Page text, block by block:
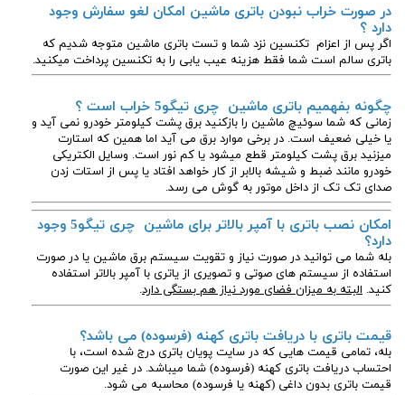
در صورت خراب نبودن باتری ماشین امکان لغو سفارش وجود
دارد ؟
اگر پس از اعزام تکنسین نزد شما و تست باتری ماشین متوجه شدیم که
باتری سالم است شما فقط هزینه عیب یابی را به تکنسین پرداخت میکنید.
چگونه بفهمیم باتری ماشین چری تیگو5 خراب است ؟
زمانی که شما سوئیچ ماشین را بازکنید برق پشت کیلومتر خودرو نمی آید و
یا خیلی ضعیف است. در برخی موارد برق می آید اما همین که استارت
میزنید برق پشت کیلومتر قطع میشود یا کم نور است. وسایل الکتریکی
خودرو مانند ضبط و شیشه بالابر از کار خواهد افتاد یا پس از استات زدن
صدای تک تک از داخل موتور به گوش می رسد.
امکان نصب باتری با آمپر بالاتر برای ماشین چری تیگو5 وجود
دارد؟
بله شما می توانید در صورت نیاز و تقویت سیستم برق ماشین یا در صورت
استفاده از سیستم های صوتی و تصویری از یاتری با آمپر بالاتر استفاده
کنید. البته به میزان فضای مورد نیاز هم بستگی دارد.
قیمت باتری با دریافت باتری کهنه (فرسوده) می باشد؟
بله، تمامی قیمت هایی که در سایت پویان باتری درج شده است، با
احتساب دریافت باتری کهنه (فرسوده) شما میباشد. در غیر این صورت
قیمت باتری بدون داغی (کهنه یا فرسوده) محاسبه می شود.